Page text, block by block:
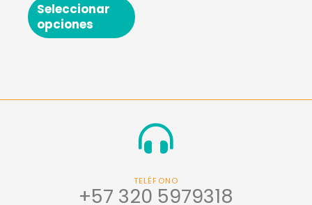
Seleccionar
opciones
TELÉFONO
+57 320 5979318